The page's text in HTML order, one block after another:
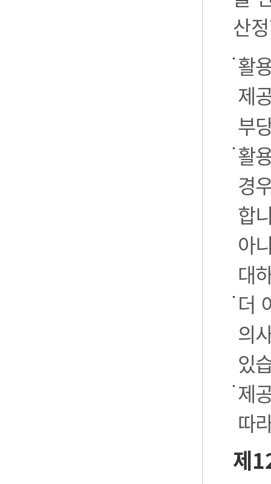
산
활
제
부
활
경
합
아
대
더
의
있
제
따
제